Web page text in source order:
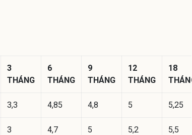
3
THÁNG
6
THÁNG
9
THÁNG
12
THÁNG
18
THÁNG
3,3 4,85 4,8 5 5,25
3 4,7 5 5,2 5,5